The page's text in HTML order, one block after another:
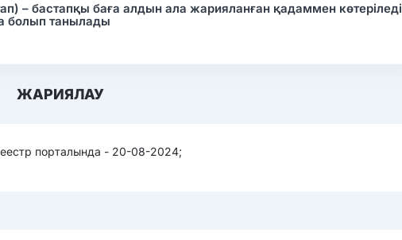
– бастапқы баға алдын ала жарияланған қадаммен көтеріледі
болып танылады
ЖАРИЯЛАУ
порталында - 20-08-2024;